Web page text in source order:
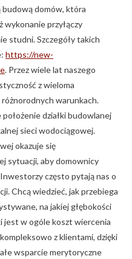
budową domów, która
przyłączy
studni. Szczegóły takich
https://new-
. Przez wiele lat naszego
z wieloma
różnorodnych warunkach.
działki budowlanej
sieci wodociągowej.
okazuje się
sytuacji, aby domownicy
często pytają nas o
Chcą wiedzieć, jak przebiega
na jakiej głębokości
jest w ogóle koszt wiercenia
z klientami, dzięki
wsparcie merytoryczne